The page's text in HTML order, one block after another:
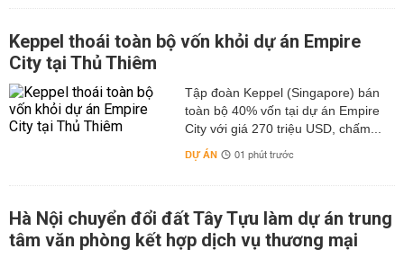
Keppel thoái toàn bộ vốn khỏi dự án Empire
City tại Thủ Thiêm
Tập đoàn Keppel (Singapore) bán
toàn bộ 40% vốn tại dự án Empire
City với giá 270 triệu USD, chấm...
DỰ ÁN 01 phút trước
Hà Nội chuyển đổi đất Tây Tựu làm dự án trung
tâm văn phòng kết hợp dịch vụ thương mại